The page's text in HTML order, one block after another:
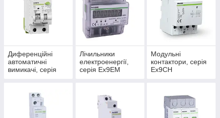
Диференційні
автоматичні
вимикачі, серія
Лічильники
електроенергії,
серія Ex9EM
Модульні
контактори, серія
Ex9CH